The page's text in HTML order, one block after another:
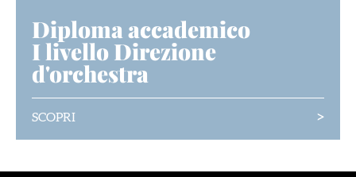
Diploma accademico
I livello Direzione
d'orchestra
SCOPRI >